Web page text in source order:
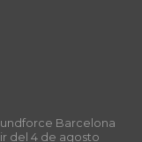
Barcelona
del 4 de agosto